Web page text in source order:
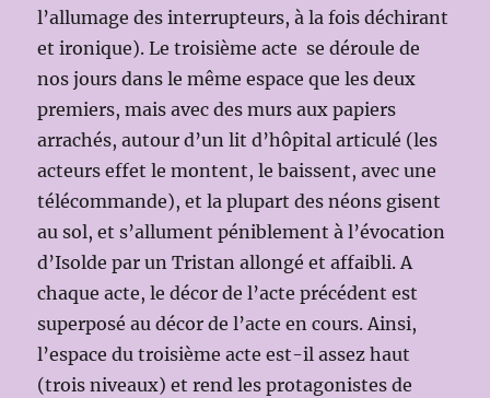
l’allumage des interrupteurs, à la fois déchirant
et ironique). Le troisième acte se déroule de
nos jours dans le même espace que les deux
premiers, mais avec des murs aux papiers
arrachés, autour d’un lit d’hôpital articulé (les
acteurs effet le montent, le baissent, avec une
télécommande), et la plupart des néons gisent
au sol, et s’allument péniblement à l’évocation
d’Isolde par un Tristan allongé et affaibli. A
chaque acte, le décor de l’acte précédent est
superposé au décor de l’acte en cours. Ainsi,
l’espace du troisième acte est-il assez haut
(trois niveaux) et rend les protagonistes de